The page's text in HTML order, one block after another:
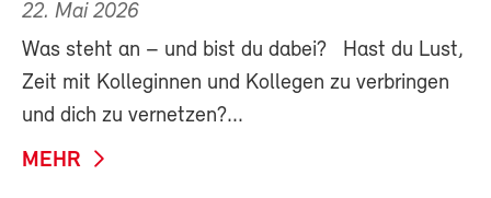
22. Mai 2026
Was steht an – und bist du dabei? Hast du Lust,
Zeit mit Kolleginnen und Kollegen zu verbringen
und dich zu vernetzen?...
MEHR